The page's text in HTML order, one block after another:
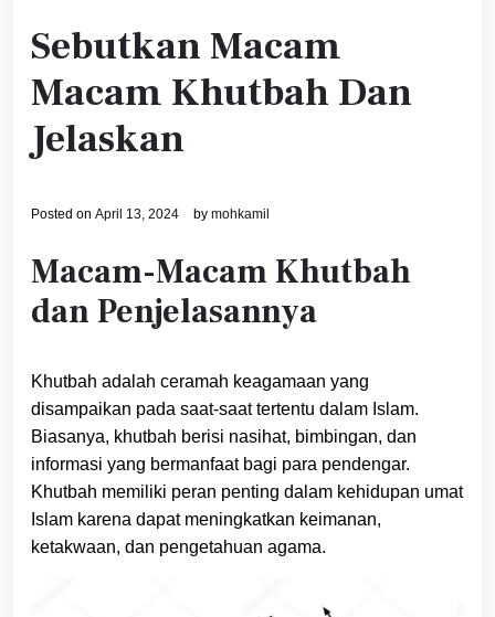
Sebutkan Macam
Macam Khutbah Dan
Jelaskan
Posted on April 13, 2024 by mohkamil
Macam-Macam Khutbah
dan Penjelasannya
Khutbah adalah ceramah keagamaan yang
disampaikan pada saat-saat tertentu dalam Islam.
Biasanya, khutbah berisi nasihat, bimbingan, dan
informasi yang bermanfaat bagi para pendengar.
Khutbah memiliki peran penting dalam kehidupan umat
Islam karena dapat meningkatkan keimanan,
ketakwaan, dan pengetahuan agama.